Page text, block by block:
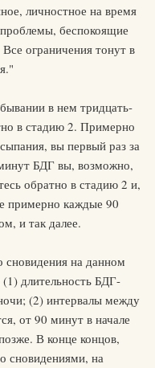
личностное на время
беспокоящие
ограничения тонут в
в нем тридцать-
в стадию 2. Примерно
вы первый раз за
БДГ вы, возможно,
обратно в стадию 2 и,
примерно каждые 90
и так далее.
сновидения на данном
длительность БДГ-
(2) интервалы между
от 90 минут в начале
В конце концов,
сновидениями, на